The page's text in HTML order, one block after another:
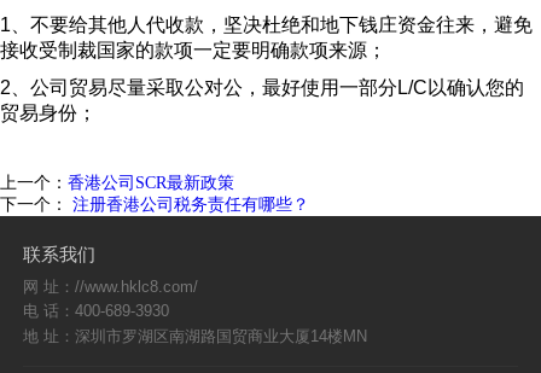
1、不要给其他人代收款，坚决杜绝和地下钱庄资金往来，避免
接收受制裁国家的款项一定要明确款项来源；
2、公司贸易尽量采取公对公，最好使用一部分L/C以确认您的
贸易身份；
上一个： 香港公司SCR最新政策
下一个： 注册香港公司税务责任有哪些？
联系我们
网 址：//www.hklc8.com/
电 话：400-689-3930
地 址：深圳市罗湖区南湖路国贸商业大厦14楼MN